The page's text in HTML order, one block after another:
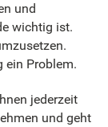
und
wichtig ist.
ein Problem.
jederzeit
und geht